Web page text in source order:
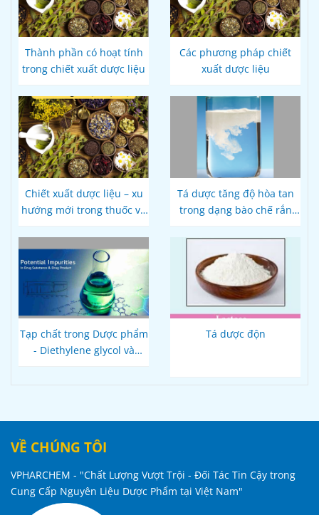
Thành phần có hoạt tính
trong chiết xuất dược liệu
Các phương pháp chiết
xuất dược liệu
Chiết xuất dược liệu – xu
hướng mới trong thuốc và
Tá dược tăng độ hòa tan
trong dạng bào chế rắn
Tạp chất trong Dược phẩm
- Diethylene glycol và
sản phẩm đường uống
Tá dược độn
VỀ CHÚNG TÔI
VPHARCHEM - "Chất Lượng Vượt Trội - Đối Tác Tin Cậy trong
Cung Cấp Nguyên Liệu Dược Phẩm tại Việt Nam"